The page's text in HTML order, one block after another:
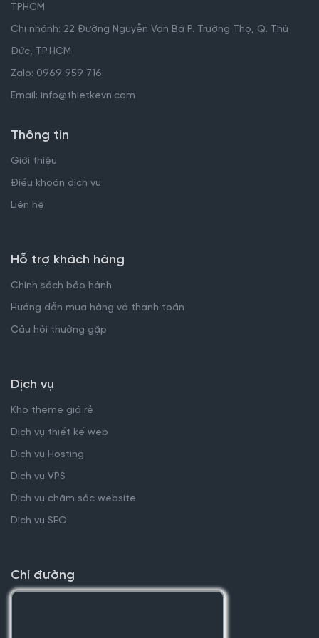
TPHCM
Chi nhánh: 22 Đường Nguyễn Văn Bá P. Trường Thọ, Q. Thủ
Đức, TP.HCM
Zalo: 0969 959 716
Email: info@thietkevn.com
Thông tin
Giới thiệu
Điều khoản dịch vụ
Liên hệ
Hỗ trợ khách hàng
Chính sách bảo hành
Hướng dẫn mua hàng và thanh toán
Câu hỏi thường gặp
Dịch vụ
Kho theme giá rẻ
Dịch vụ thiết kế web
Dịch vụ Hosting
Dịch vụ VPS
Dịch vụ chăm sóc website
Dịch vụ SEO
Chỉ đường